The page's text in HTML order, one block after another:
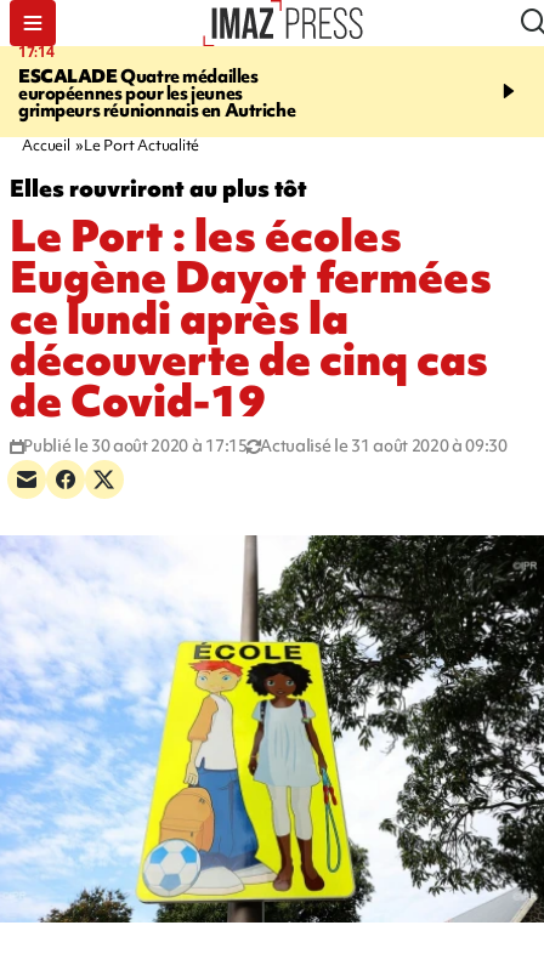
17:14
ESCALADEQuatre médailles
européennes pour les jeunes
grimpeurs réunionnais en Autriche
20:46
rencontre Stop VIF,
Accueil Le Port Actualité
Elles rouvriront au plus tôt
Le Port : les écoles
Eugène Dayot fermées
ce lundi après la
découverte de cinq cas
de Covid-19
Publié le 30 août 2020 à 17:15 Actualisé le 31 août 2020 à 09:30